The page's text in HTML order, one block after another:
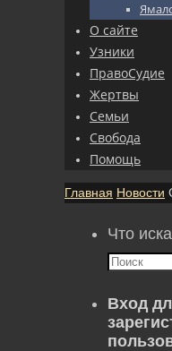
О сайте
Узники
ПравоСудие
Жертвы
Семьи
Свобода
Помощь
Главная Новости
Что
Вход